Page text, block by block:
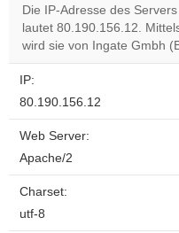
Die IP-Adresse des
lautet 80.190.156.12.
wird sie von Ingate Gmbh
IP:
80.190.156.12
Web Server:
Apache/2
Charset:
utf-8